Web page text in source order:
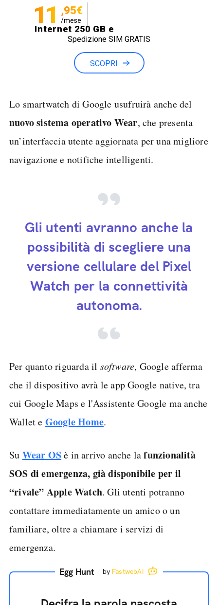
11 ,95€
/mese
Internet 250 GB e
Minuti illimitati
Spedizione SIM GRATIS
SCOPRI
Lo smartwatch di Google usufruirà anche del
nuovo sistema operativo Wear, che presenta
un’interfaccia utente aggiornata per una migliore
navigazione e notifiche intelligenti.
Gli utenti avranno anche la
possibilità di scegliere una
versione cellulare del Pixel
Watch per la connettività
autonoma.
Per quanto riguarda il software, Google afferma
che il dispositivo avrà le app Google native, tra
cui Google Maps e l'Assistente Google ma anche
Wallet e Google Home.
Su Wear OSè in arrivo anche lafunzionalità
SOS di emergenza, già disponibile per il
“rivale” Apple Watch. Gli utenti potranno
contattare immediatamente un amico o un
familiare, oltre a chiamare i servizi di
emergenza.
Egg Hunt by FastwebAI